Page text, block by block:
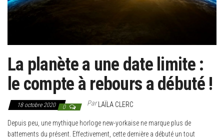
g
La planète a une date limite :
le compte à rebours a débuté !
18 octobre 2020 0 Par LAÏLA CLERC
Depuis peu, une mythique horloge new-yorkaise ne marque plus de
battements du présent. Effectivement, cette dernière a débuté un tout